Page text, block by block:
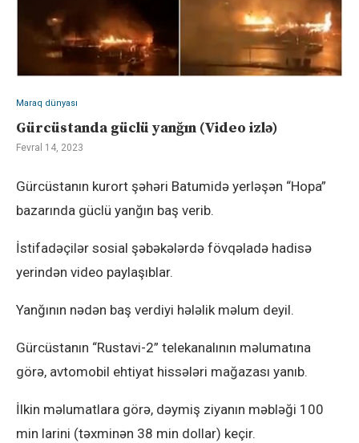
Maraq dünyası
Gürcüstanda güclü yanğın (Video izlə)
Fevral 14, 2023
Gürcüstanın kurort şəhəri Batumidə yerləşən “Hopa”
bazarında güclü yanğın baş verib.
İstifadəçilər sosial şəbəkələrdə fövqəladə hadisə
yerindən video paylaşıblar.
Yanğının nədən baş verdiyi hələlik məlum deyil.
Gürcüstanın “Rustavi-2” telekanalının məlumatına
görə, avtomobil ehtiyat hissələri mağazası yanıb.
İlkin məlumatlara görə, dəymiş ziyanın məbləği 100
min larini (təxminən 38 min dollar) keçir.